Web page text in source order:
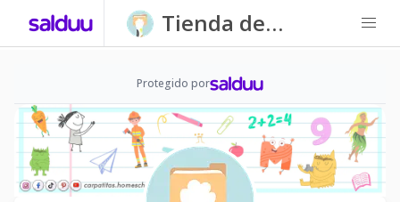
Tienda de
Carpatitas
Homeschool
Protegido por